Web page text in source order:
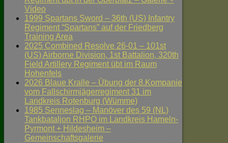
Video
1999 Spartans Sword – 36th (US) Infantry
Regiment “Spartans” auf der Friedberg
Training Area
2025 Combined Resolve 26-01 – 101st
(US) Airborne Division, 1st Battalion, 320th
Field Artillery Regiment übt im Raum
Hohenfels
2026 Blaue Kralle – Übung der 8.Kompanie
vom Fallschirmjägerregiment 31 im
Landkreis Rotenburg (Wümme)
1985 Senneslag – Manöver des 59 (NL)
Tankbataljon RHPO im Landkreis Hameln-
Pyrmont + Hildesheim –
Gemeinschaftsgalerie